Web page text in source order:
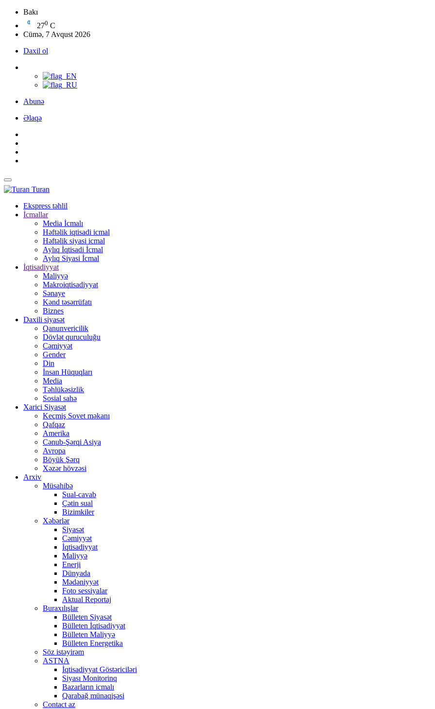
Bakı
270 C
Cümə, 7 Avqust 2026
Daxil ol
Abunə
Əlaqə
Turan
Ekspress təhlil
İcmallar
Media İcmalı
Həftəlik iqtisadi icmal
Həftəlik siyasi icmal
Aylıq İqtisadi İcmal
Aylıq Siyasi İcmal
İqtisadiyyat
Maliyyə
Makroiqtisadiyyat
Sənaye
Kənd təsərrüfatı
Biznes
Daxili siyasət
Qanunvericilik
Dövlət quruculuğu
Cəmiyyət
Gender
Din
İnsan Hüquqları
Media
Təhlükəsizlik
Sosial sahə
Xarici Siyasət
Keçmiş Sovet məkanı
Qafqaz
Amerika
Cənub-Şərqi Asiya
Avropa
Böyük Şərq
Xəzər hövzəsi
Arxiv
Müsahibə
Sual-cavab
Çətin sual
Bizimkiler
Xəbərlər
Siyasət
Cəmiyyət
İqtisadiyyat
Maliyyə
Enerji
Dünyada
Mədəniyyət
Foto sessiyalar
Aktual Reportaj
Buraxılışlar
Bülleten Siyasət
Bülleten İqtisadiyyat
Bülleten Maliyyə
Bülleten Energetika
Söz istəyirəm
ASTNA
İqtisadiyyat Göstəriciləri
Siyası Monitorinq
Bazarların icmalı
Qarabağ münaqişəsi
Contact az